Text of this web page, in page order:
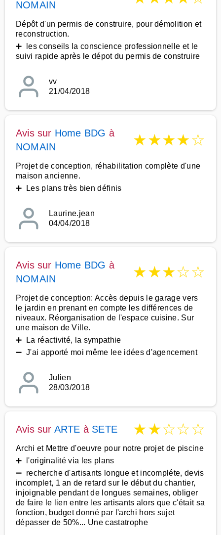
NOMAIN
Dépôt d'un permis de construire, pour démolition et
reconstruction.
➕ les conseils la conscience professionnelle et le
suivi rapide après le dépot du permis de construire
vv
21/04/2018
Avis sur Home BDG à
NOMAIN
★★★★☆
Projet de conception, réhabilitation complète d'une
maison ancienne.
➕ Les plans très bien définis
Laurine.jean
04/04/2018
Avis sur Home BDG à
NOMAIN
★★★☆☆
Projet de conception: Accès depuis le garage vers
le jardin en prenant en compte les différences de
niveaux. Réorganisation de l'espace cuisine. Sur
une maison de Ville.
➕ La réactivité, la sympathie
➖ J'ai apporté moi même lee idées d'agencement
Julien
28/03/2018
Avis sur ARTE à SETE ★★☆☆☆
Archi et Mettre d'oeuvre pour notre projet de piscine
➕ l'originalité via les plans
➖ recherche d'artisants longue et incompléte, devis
incomplet, 1 an de retard sur le début du chantier,
injoignable pendant de longues semaines, obliger
de faire le lien entre les artisants alors que c'était sa
fonction, budget donné par l'archi hors sujet
dépasser de 50%... Une castatrophe